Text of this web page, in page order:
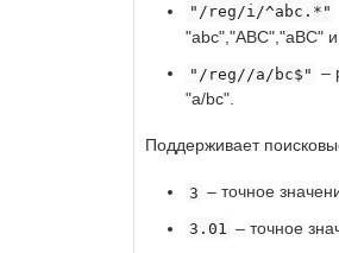
"/reg/i/^abc.*"
"abc","ABC","aBC" и
"/reg//a/bc$" –
"a/bc".
Поддерживает
3 – точное
3.01 – точное